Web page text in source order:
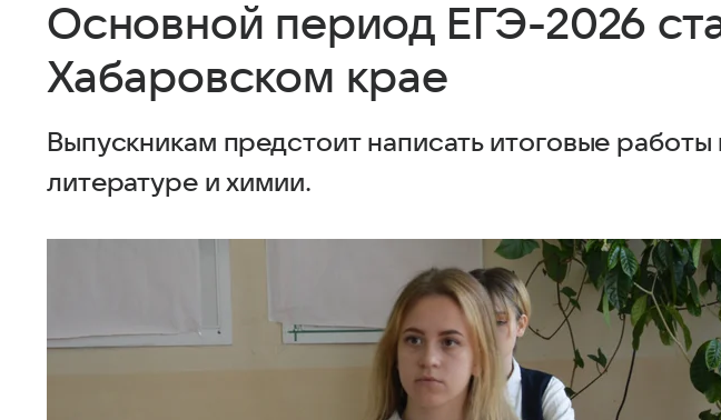
Основной период ЕГЭ-2026
Хабаровском крае
Выпускникам предстоит написать итоговые
литературе и химии.